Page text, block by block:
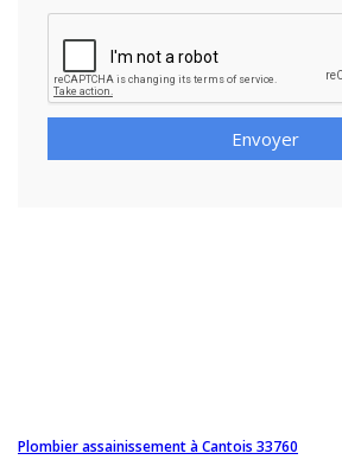
Envoyer
Plombier assainissement à Cantois 33760